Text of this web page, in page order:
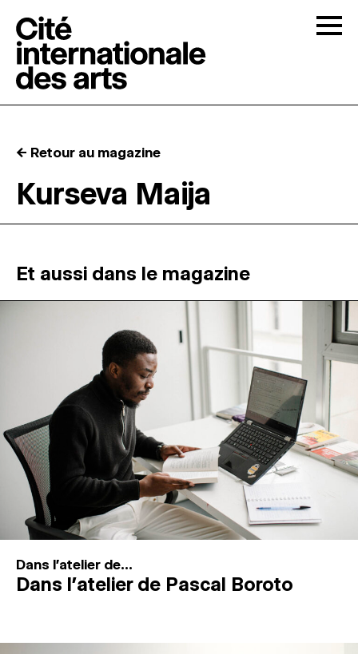
RÉSIDENCES ↓
ATELIERS OUVERTS
ESPACES DE PRATIQUE ARTISTIQUE ↓
Recherche
Connexion
↓
← Retour au magazine
Kurseva Maija
Et aussi dans le magazine
Dans l'atelier de...
Dans l’atelier de Pascal Boroto